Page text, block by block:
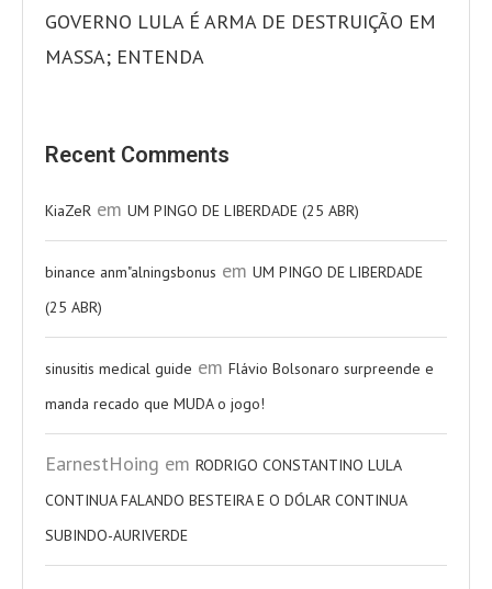
GOVERNO LULA É ARMA DE DESTRUIÇÃO EM
MASSA; ENTENDA
Recent Comments
KiaZeR em UM PINGO DE LIBERDADE (25 ABR)
binance anm"alningsbonus em UM PINGO DE LIBERDADE
(25 ABR)
sinusitis medical guide em Flávio Bolsonaro surpreende e
manda recado que MUDA o jogo!
EarnestHoing em RODRIGO CONSTANTINO LULA
CONTINUA FALANDO BESTEIRA E O DÓLAR CONTINUA
SUBINDO-AURIVERDE